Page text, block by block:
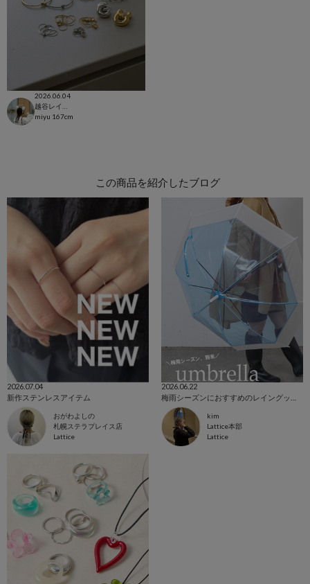
2026.06.04
miyu 167cm
この商品を紹介したブログ
2026.07.04
新作ステンレスアイテム
おがわよしの
札幌ステラプレイス店
Lattice
2026.06.22
kim
Lattice本部
Lattice